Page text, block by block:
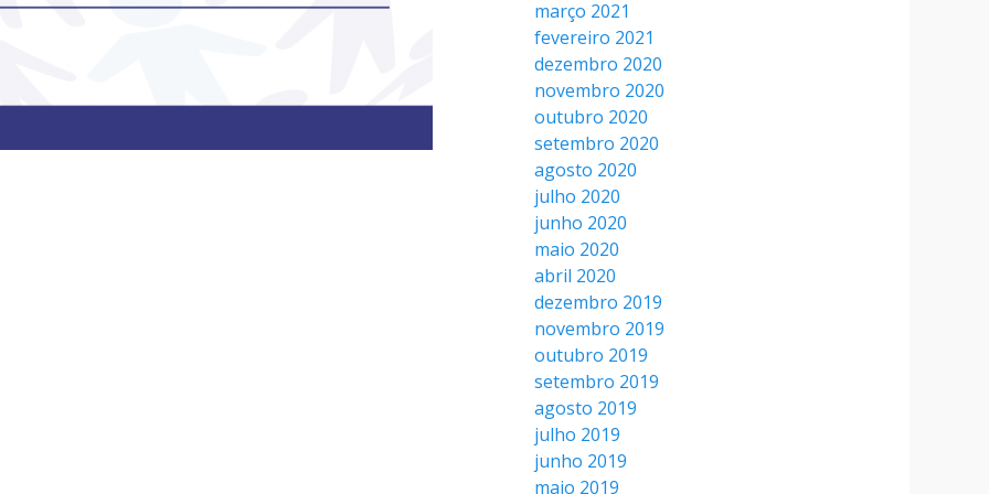
março 2021
fevereiro 2021
dezembro 2020
novembro 2020
outubro 2020
setembro 2020
agosto 2020
julho 2020
junho 2020
maio 2020
abril 2020
dezembro 2019
novembro 2019
outubro 2019
setembro 2019
agosto 2019
julho 2019
junho 2019
maio 2019